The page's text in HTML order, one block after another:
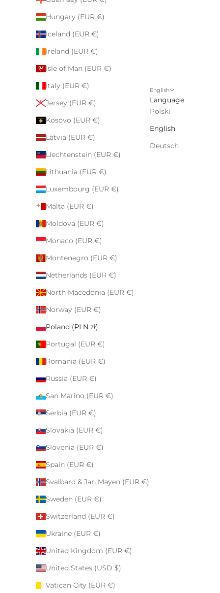
Hungary (EUR €)
Iceland (EUR €)
Ireland (EUR €)
Isle of Man (EUR €)
Italy (EUR €)
Jersey (EUR €)
Kosovo (EUR €)
Latvia (EUR €)
Liechtenstein (EUR €)
Lithuania (EUR €)
Luxembourg (EUR €)
Malta (EUR €)
Moldova (EUR €)
Monaco (EUR €)
Montenegro (EUR €)
Netherlands (EUR €)
North Macedonia (EUR €)
Norway (EUR €)
Poland (PLN zł)
Portugal (EUR €)
Romania (EUR €)
Russia (EUR €)
San Marino (EUR €)
Serbia (EUR €)
Slovakia (EUR €)
Slovenia (EUR €)
Spain (EUR €)
Svalbard & Jan Mayen (EUR €)
Sweden (EUR €)
Switzerland (EUR €)
Ukraine (EUR €)
United Kingdom (EUR €)
United States (USD $)
Vatican City (EUR €)
English
Language
Polski
English
Deutsch